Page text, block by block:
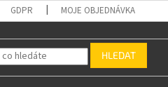
GDPR MOJE OBJEDNÁVKA
HLEDAT